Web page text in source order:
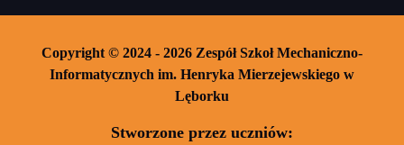
Copyright © 2024 - 2026 Zespół Szkoł Mechaniczno-
Informatycznych im. Henryka Mierzejewskiego w
Lęborku
Stworzone przez uczniów: